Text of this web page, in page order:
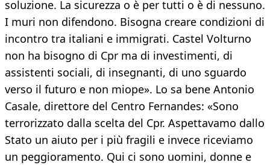
soluzione. La sicurezza o è per tutti o è di nessuno.
I muri non difendono. Bisogna creare condizioni di
incontro tra italiani e immigrati. Castel Volturno
non ha bisogno di Cpr ma di investimenti, di
assistenti sociali, di insegnanti, di uno sguardo
verso il futuro e non miope». Lo sa bene Antonio
Casale, direttore del Centro Fernandes: «Sono
terrorizzato dalla scelta del Cpr. Aspettavamo dallo
Stato un aiuto per i più fragili e invece riceviamo
un peggioramento. Qui ci sono uomini, donne e